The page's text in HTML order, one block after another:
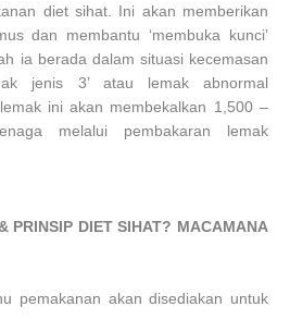
diet sihat. Ini akan memberikan
dan membantu ‘membuka kunci’
ia berada dalam situasi kecemasan
jenis 3’ atau lemak abnormal
ini akan membekalkan 1,500 –
melalui pembakaran lemak
PRINSIP DIET SIHAT? MACAMANA
pemakanan akan disediakan untuk